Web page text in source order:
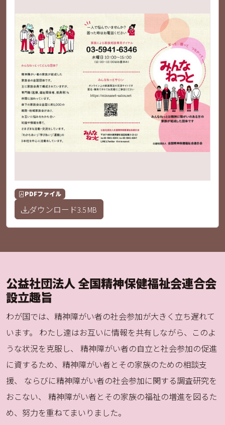
PDFファイル
ダウンロード3.5 MB
公益社団法人 全国精神保健福祉会連合会
設立趣旨
わが国では、精神障がい者の社会参加が大きく立ち遅れて
います。 わたし達はお互いに情報を共有しながら、このよ
うな状況を克服し、 精神障がい者の自立と社会参加の促進
に資するため、精神障がい者とその家族のための相談支
援、 ならびに精神障がい者の社会参加に関する調査研究を
おこない、 精神障がい者とその家族の福祉の増進を図るた
め、努力を重ねてまいりました。